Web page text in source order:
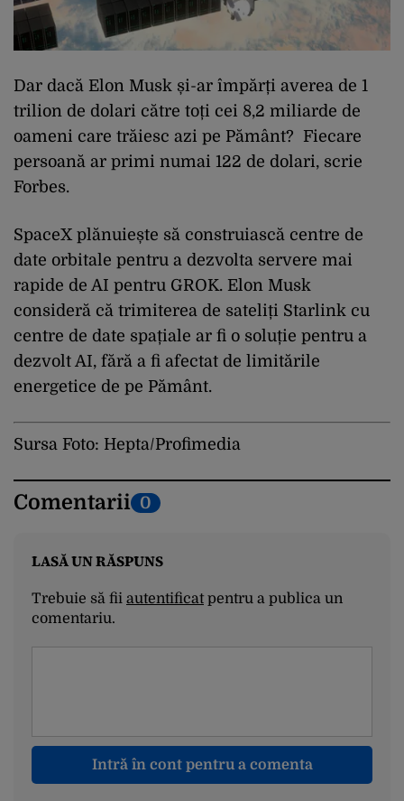
Dar dacă Elon Musk și-ar împărți averea de 1
trilion de dolari către toți cei 8,2 miliarde de
oameni care trăiesc azi pe Pământ? Fiecare
persoană ar primi numai 122 de dolari, scrie
Forbes.
SpaceX plănuiește să construiască centre de
date orbitale pentru a dezvolta servere mai
rapide de AI pentru GROK. Elon Musk
consideră că trimiterea de sateliți Starlink cu
centre de date spațiale ar fi o soluție pentru a
dezvolt AI, fără a fi afectat de limitările
energetice de pe Pământ.
Sursa Foto: Hepta/Profimedia
Comentarii 0
LASĂ UN RĂSPUNS
Trebuie să fii autentificatpentru a publica un
comentariu.
Intră în cont pentru a comenta